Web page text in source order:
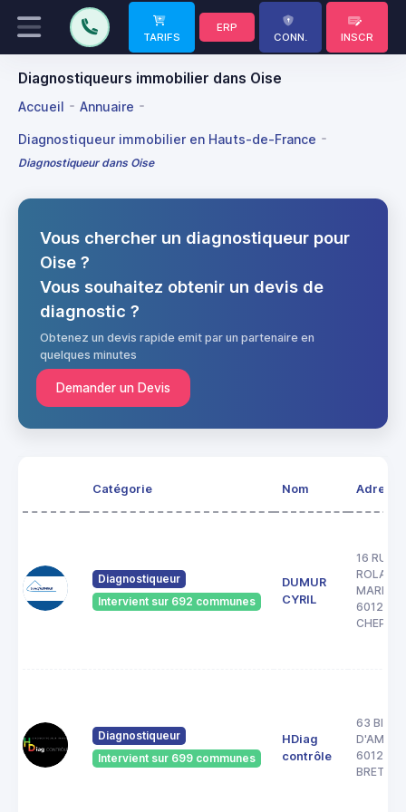
TARIFS
ERP
CONN.
INSCR
Diagnostiqueurs immobilier dans Oise
Accueil Annuaire
Diagnostiqueur immobilier en Hauts-de-France
Diagnostiqueur dans Oise
Vous chercher un diagnostiqueur pour
Oise ?
Vous souhaitez obtenir un devis de
diagnostic ?
Obtenez un devis rapide emit par un partenaire en
quelques minutes
Demander un Devis
Catégorie Nom Adresse
Diagnostiqueur
Intervient sur 692 communes
DUMUR
CYRIL
16 RUE
ROLAND
MARIAGE
60120
CHEPOIX
Diagnostiqueur
Intervient sur 699 communes
HDiag
contrôle
63 BIS
60120